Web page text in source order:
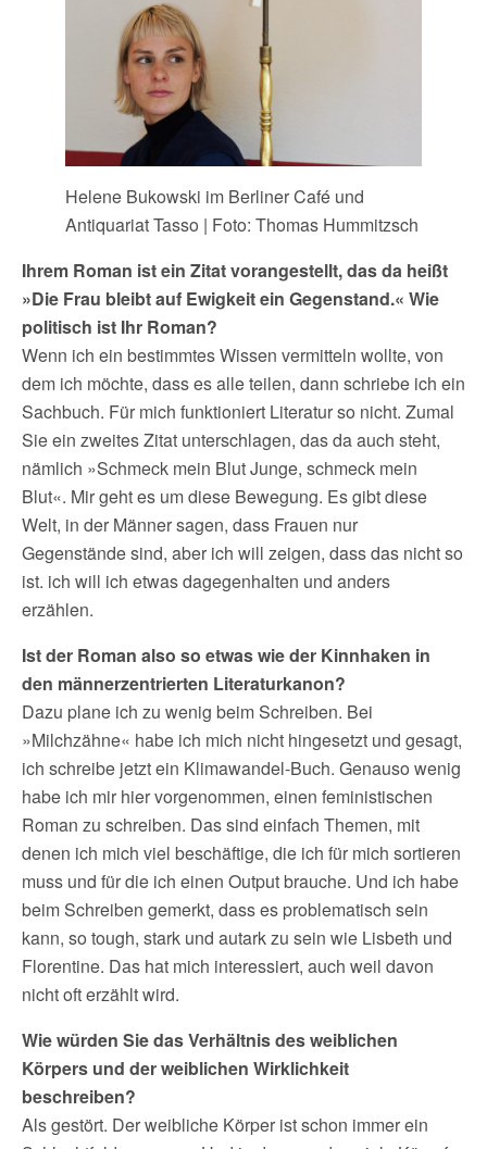
Helene Bukowski im Berliner Café und
Antiquariat Tasso | Foto: Thomas Hummitzsch
Ihrem Roman ist ein Zitat vorangestellt, das da heißt
»Die Frau bleibt auf Ewigkeit ein Gegenstand.« Wie
politisch ist Ihr Roman?
Wenn ich ein bestimmtes Wissen vermitteln wollte, von
dem ich möchte, dass es alle teilen, dann schriebe ich ein
Sachbuch. Für mich funktioniert Literatur so nicht. Zumal
Sie ein zweites Zitat unterschlagen, das da auch steht,
nämlich »Schmeck mein Blut Junge, schmeck mein
Blut«. Mir geht es um diese Bewegung. Es gibt diese
Welt, in der Männer sagen, dass Frauen nur
Gegenstände sind, aber ich will zeigen, dass das nicht so
ist. ich will ich etwas dagegenhalten und anders
erzählen.
Ist der Roman also so etwas wie der Kinnhaken in
den männerzentrierten Literaturkanon?
Dazu plane ich zu wenig beim Schreiben. Bei
»Milchzähne« habe ich mich nicht hingesetzt und gesagt,
ich schreibe jetzt ein Klimawandel-Buch. Genauso wenig
habe ich mir hier vorgenommen, einen feministischen
Roman zu schreiben. Das sind einfach Themen, mit
denen ich mich viel beschäftige, die ich für mich sortieren
muss und für die ich einen Output brauche. Und ich habe
beim Schreiben gemerkt, dass es problematisch sein
kann, so tough, stark und autark zu sein wie Lisbeth und
Florentine. Das hat mich interessiert, auch weil davon
nicht oft erzählt wird.
Wie würden Sie das Verhältnis des weiblichen
Körpers und der weiblichen Wirklichkeit
beschreiben?
Als gestört. Der weibliche Körper ist schon immer ein